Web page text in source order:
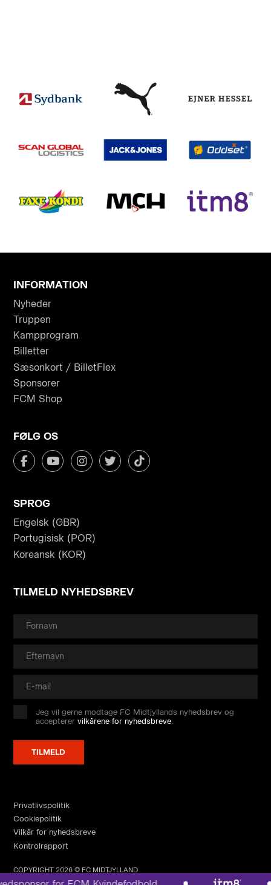
INFORMATION
Nyheder
Truppen
Kampprogram
Billetter
Sæsonkort / BilletFlex
Sponsorer
FCM Shop
FØLG OS
SPROG
Engelsk (GBR)
Portugisisk (POR)
Koreansk (KOR)
TILMELD NYHEDSBREV
Jeg vil gerne modtage FC Midtjyllands nyhedsbrev og
accepterervilkårene for nyhedsbreve.
Privatlivspolitik
Cookiepolitik
Vilkår for nyhedsbreve
Kontrolrapport
COPYRIGHT 2026 © FC MIDTJYLLAND